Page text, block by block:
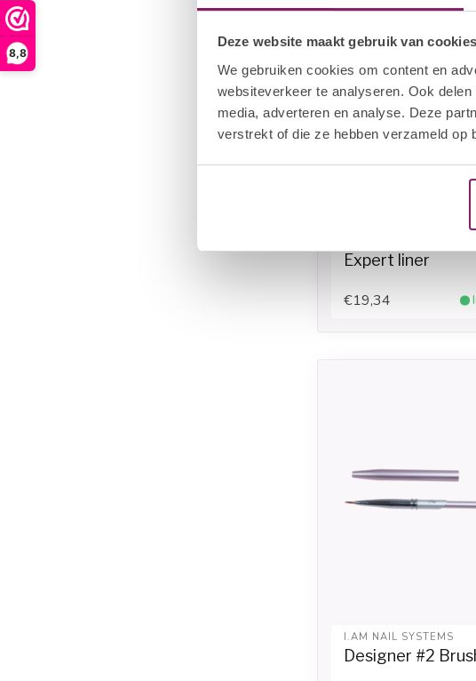
Deze website maakt gebruik van cookies
We gebruiken cookies om content en
websiteverkeer te analyseren. Ook
media, adverteren en analyse. Deze
verstrekt of die ze hebben verzameld op
8,8
Expert liner
€19,34
I.AM NAIL SYSTEMS
Designer #2